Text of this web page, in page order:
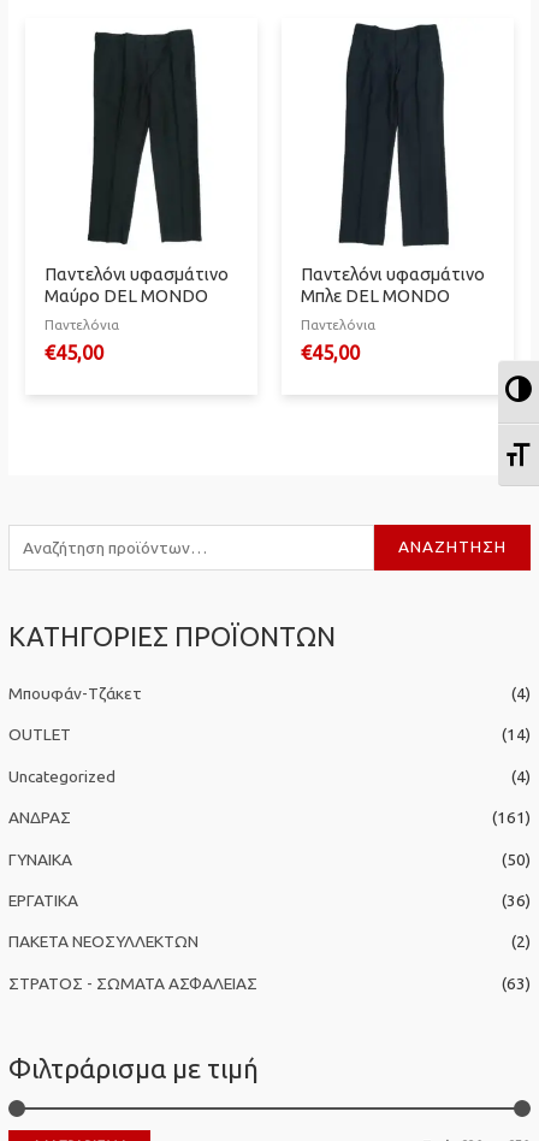
ν
ζ
τ
η
ι
α
ΑΝΑΖΉΤΗΣΗ
ΚΑΤΗΓΟΡΙΕΣ ΠΡΟΪΟΝΤΩΝ
Μπουφάν-Τζάκετ (4)
OUTLET (14)
Uncategorized (4)
ΑΝΔΡΑΣ (161)
ΓΥΝΑΙΚΑ (50)
ΕΡΓΑΤΙΚΑ (36)
ΠΑΚΕΤΑ ΝΕΟΣΥΛΛΕΚΤΩΝ (2)
ΣΤΡΑΤΟΣ - ΣΩΜΑΤΑ ΑΣΦΑΛΕΙΑΣ (63)
Φιλτράρισμα με τιμή
Παντελόνι υφασμάτινο
Μαύρο DEL MONDO
Παντελόνια
€45,00
Παντελόνι υφασμάτινο
Μπλε DEL MONDO
Παντελόνια
€45,00